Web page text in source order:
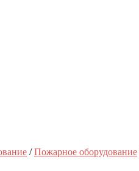
/Пожарное оборудование